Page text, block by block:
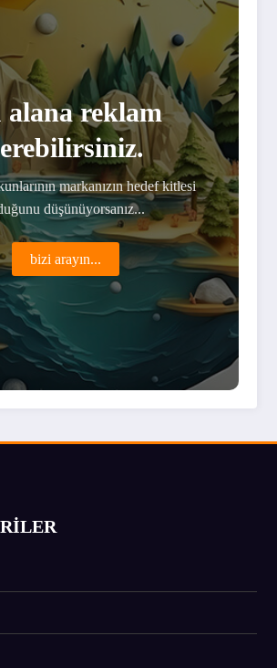
alana reklam
markanızın hedef kitlesi
düşünüyorsanız...
bizi arayın...